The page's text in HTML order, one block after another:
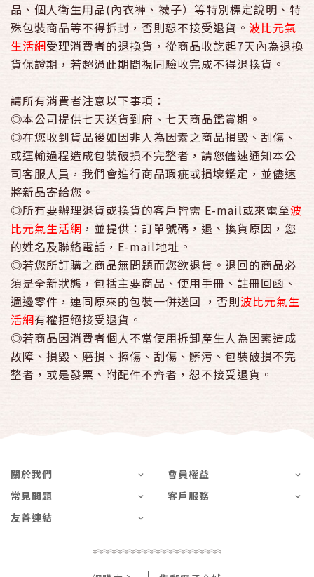
品、個人衛生用品(內衣褲、襪子）等特別標定說明、特
殊包裝商品等不得拆封，否則恕不接受退貨。 波比元氣
生活網受理消費者的退換貨，從商品收訖起7天內為退換
貨保證期，若超過此期間視同驗收完成不得退換貨。
請所有消費者注意以下事項：
◎本公司提供七天送貨到府、七天商品鑑賞期 。
◎在您收到貨品後如因非人為因素之商品損毀、刮傷、
或運輸過程造成包裝破損不完整者，請您儘速通知本公
司客服人員，我們會進行商品瑕疵或損壞鑑定，並儘速
將新品寄給您。
◎所有要辦理退貨或換貨的客戶皆需 E-mail或來電至波
比元氣生活網 ，並提供：訂單號碼，退、換貨原因，您
的姓名及聯絡電話，E-mail地址。
◎若您所訂購之商品無問題而您欲退貨。退回的商品必
須是全新狀態，包括主要商品、使用手冊、註冊回函、
週邊零件，連同原來的包裝一併送回 ，否則波比元氣生
活網有權拒絕接受退貨。
◎若商品因消費者個人不當使用拆卸產生人為因素造成
故障、損毀、磨損、擦傷、刮傷、髒污、包裝破損不完
整者，或是發票、附配件不齊者，恕不接受退貨。
關於我們
會員權益
常見問題
客戶服務
友善連結